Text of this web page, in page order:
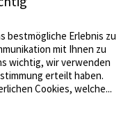
bestmögliche Erlebnis zu
mit Ihnen zu
wichtig, wir verwenden
erteilt haben.
Cookies, welche...